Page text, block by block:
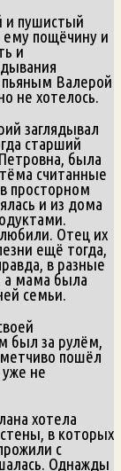
и пушистый
ему пощёчину и
и
пьяным Валерой
не хотелось.
заглядывал
старший
была
считанные
просторном
и из дома
Отец их
ещё тогда,
в разные
а мама была
семьи.
был за рулём,
пошёл
не
хотела
в которых
с
Однажды